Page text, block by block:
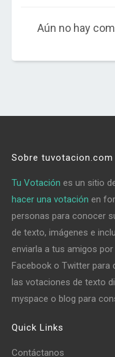
Aún no hay
Sobre tuvotacion.com
Tu Votación es un sitio
hacer una votación en
personas para conocer
de texto, imágenes e
enviarla a tus amigos
Facebook o Twitter para
las votaciones de texto
myspace o blog para
Quick Links
Contáctanos